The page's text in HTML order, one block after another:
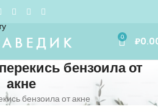
0 ₽
бензоила от
акне
бензоила от акне